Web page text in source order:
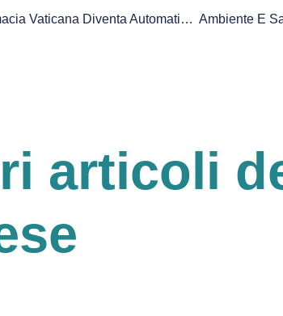
La Gestione Della Farmacia Vaticana Diventa Automatizzata Grazie Ad Un Robot
articoli